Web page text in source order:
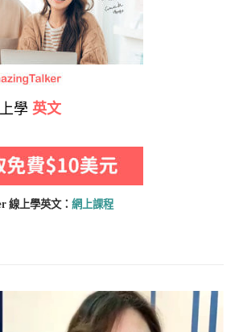
學 英文
線上學英文： 網上課程